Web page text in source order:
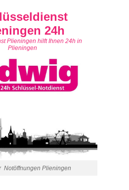
24h
Plieningen hilft Ihnen 24h in
Plieningen
Notöffnungen Plieningen